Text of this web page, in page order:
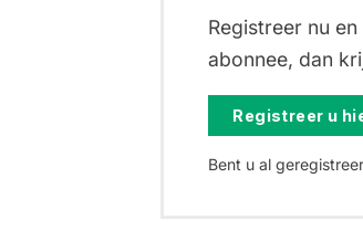
Registreer nu
abonnee, dan
Registreer u
Bent u al